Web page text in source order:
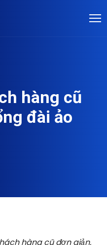
hàng cũ
đài ảo
hàng cũ đơn giản,